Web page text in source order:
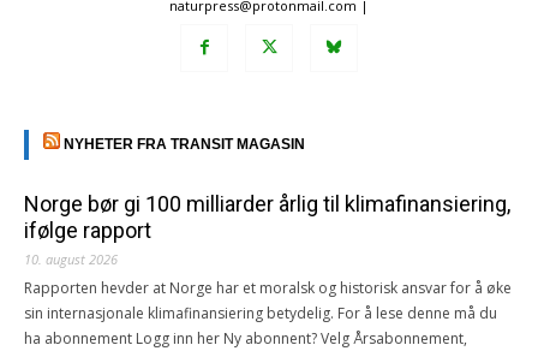
naturpress@protonmail.com |
NYHETER FRA TRANSIT MAGASIN
Norge bør gi 100 milliarder årlig til klimafinansiering,
ifølge rapport
10. august 2026
Rapporten hevder at Norge har et moralsk og historisk ansvar for å øke
sin internasjonale klimafinansiering betydelig. For å lese denne må du
ha abonnement Logg inn her Ny abonnent? Velg Årsabonnement,